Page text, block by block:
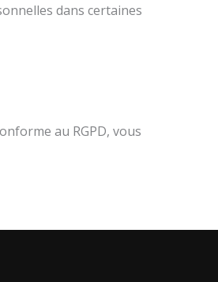
dans certaines
au RGPD, vous